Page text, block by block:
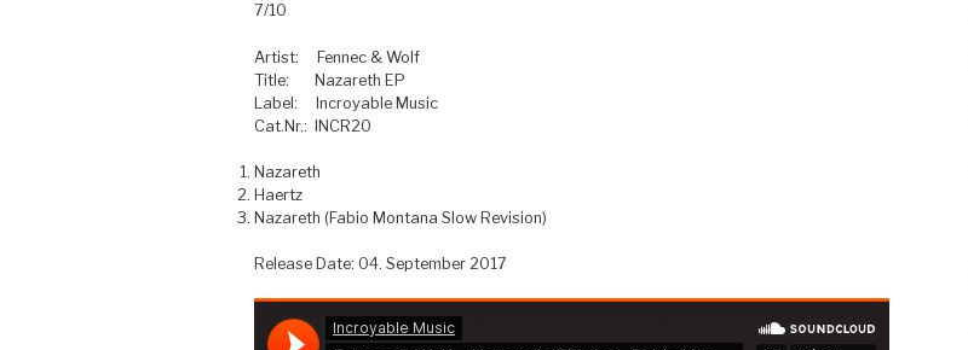
7/10
Artist: Fennec & Wolf
Title: Nazareth EP
Label: Incroyable Music
Cat.Nr.: INCR20
Nazareth
Haertz
Nazareth (Fabio Montana Slow Revision)
Release Date: 04. September 2017